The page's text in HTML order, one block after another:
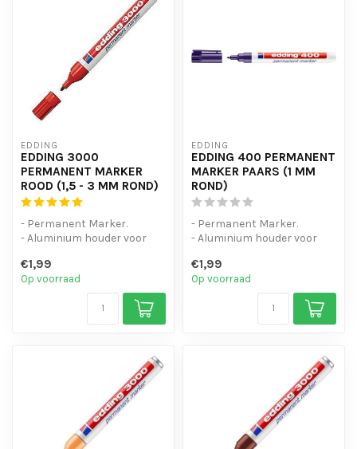
EDDING
EDDING 3000
PERMANENT MARKER
ROOD (1,5 - 3 MM ROND)
- Permanent Marker.
- Aluminium houder voor
- Zelfs natte e...
€1,99
Op voorraad
EDDING
EDDING 400 PERMANENT
MARKER PAARS (1 MM
ROND)
- Permanent Marker.
- Aluminium houder voor
- Zelfs natte e...
€1,99
Op voorraad